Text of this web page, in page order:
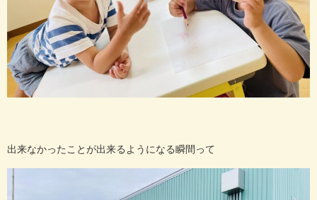
出来なかったことが出来るようになる瞬間って